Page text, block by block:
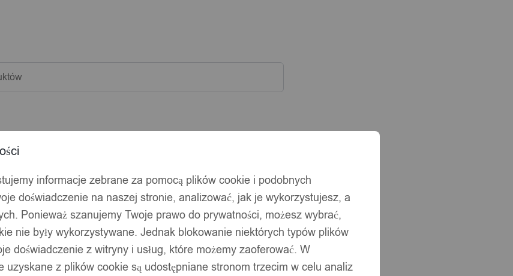
informacje zebrane za pomocą plików cookie i podobnych
doświadczenie na naszej stronie, analizować, jak je wykorzystujesz, a
Ponieważ szanujemy Twoje prawo do prywatności, możesz wybrać,
nie były wykorzystywane. Jednak blokowanie niektórych typów plików
doświadczenie z witryny i usług, które możemy zaoferować. W
uzyskane z plików cookie są udostępniane stronom trzecim w celu analiz